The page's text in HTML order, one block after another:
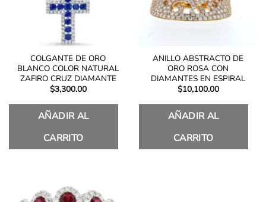
COLGANTE DE ORO
BLANCO COLOR NATURAL
ZAFIRO CRUZ DIAMANTE
$3,300.00
AÑADIR AL
CARRITO
ANILLO ABSTRACTO DE
ORO ROSA CON
DIAMANTES EN ESPIRAL
$10,100.00
AÑADIR AL
CARRITO